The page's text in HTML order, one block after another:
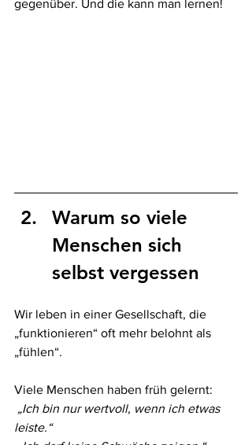
gegenüber. Und die kann man lernen!
Warum so viele
Menschen sich
selbst vergessen
Wir leben in einer Gesellschaft, die
„funktionieren“ oft mehr belohnt als
„fühlen“.
Viele Menschen haben früh gelernt:
„Ich bin nur wertvoll, wenn ich etwas
leiste.“